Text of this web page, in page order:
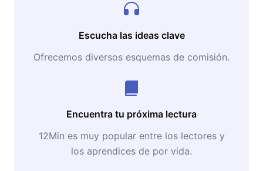
Escucha las ideas clave
Ofrecemos diversos esquemas de comisión.
Encuentra tu próxima lectura
12Min es muy popular entre los lectores y
los aprendices de por vida.